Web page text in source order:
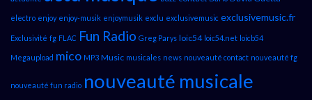
electro enjoy enjoy-musik enjoymusik exclu exclusivemusic exclusivemusic.fr
Exclusivité fg FLAC Fun Radio Greg Parys loic54 loic54.net loicb54
Megaupload mico MP3 Music musicales news nouveauté contact nouveauté fg
nouveauté fun radio nouveauté musicale